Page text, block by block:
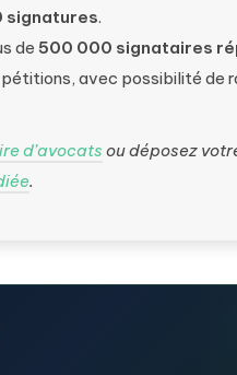
signatures.
de 500 000 signataires
pétitions, avec possibilité de
d’avocats ou déposez
.